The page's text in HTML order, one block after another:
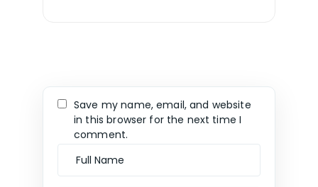
Save my name, email, and website
in this browser for the next time I
comment.